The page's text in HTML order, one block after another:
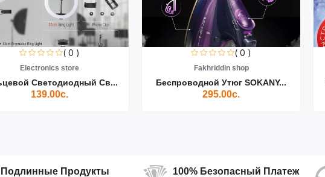
( 0 )
Electronics store
Светодиодный Св...
139.00с.
( 0 )
Fakhriddin shop
Беспроводной Утюг SOKANY...
295.00с.
Подлинные Продукты 100% Безопасный Платеж